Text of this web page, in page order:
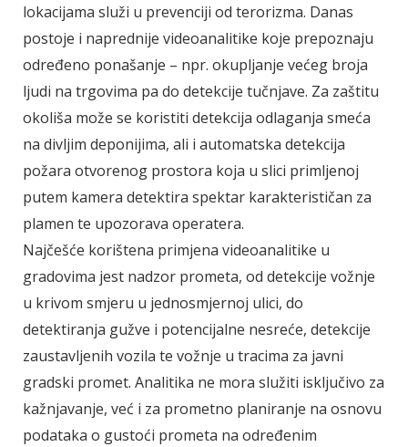
lokacijama služi u prevenciji od terorizma. Danas
postoje i naprednije videoanalitike koje prepoznaju
određeno ponašanje – npr. okupljanje većeg broja
ljudi na trgovima pa do detekcije tučnjave. Za zaštitu
okoliša može se koristiti detekcija odlaganja smeća
na divljim deponijima, ali i automatska detekcija
požara otvorenog prostora koja u slici primljenoj
putem kamera detektira spektar karakterističan za
plamen te upozorava operatera.
Najčešće korištena primjena videoanalitike u
gradovima jest nadzor prometa, od detekcije vožnje
u krivom smjeru u jednosmjernoj ulici, do
detektiranja gužve i potencijalne nesreće, detekcije
zaustavljenih vozila te vožnje u tracima za javni
gradski promet. Analitika ne mora služiti isključivo za
kažnjavanje, već i za prometno planiranje na osnovu
podataka o gustoći prometa na određenim